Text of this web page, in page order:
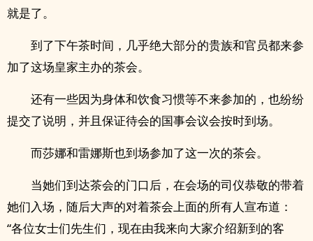
就是了。
到了下午茶时间，几乎绝大部分的贵族和官员都来参
加了这场皇家主办的茶会。
还有一些因为身体和饮食习惯等不来参加的，也纷纷
提交了说明，并且保证待会的国事会议会按时到场。
而莎娜和雷娜斯也到场参加了这一次的茶会。
当她们到达茶会的门口后，在会场的司仪恭敬的带着
她们入场，随后大声的对着茶会上面的所有人宣布道：
“各位女士们先生们，现在由我来向大家介绍新到的客